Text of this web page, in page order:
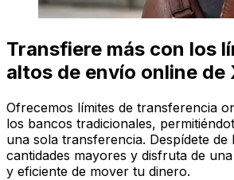
Transfiere más con los
altos de envío online de
Ofrecemos límites de transferencia
los bancos tradicionales,
una sola transferencia. Despídete de
cantidades mayores y disfruta de
y eficiente de mover tu dinero.